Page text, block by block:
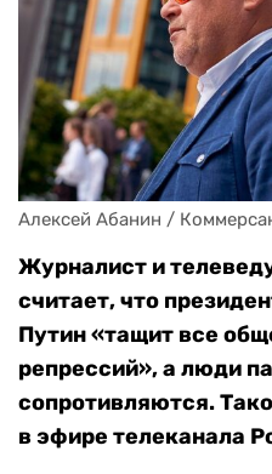
Алексей Абанин /
Журналист и
считает, что
Путин «тащит все
репрессий», а люди
сопротивляются.
в эфире телеканала